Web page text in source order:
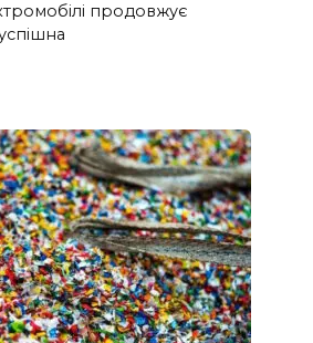
продовжує